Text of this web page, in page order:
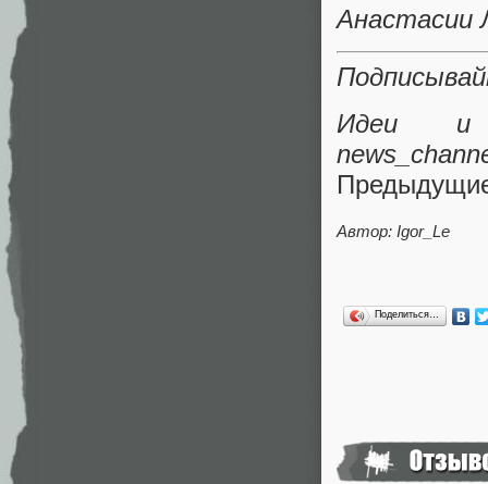
Анастасии
Идеи и
Автор: Igor_Le
Поделиться…